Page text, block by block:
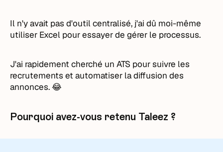
Il n'y avait pas d'outil centralisé, j'ai dû moi-même
utiliser Excel pour essayer de gérer le processus.
J'ai rapidement cherché un ATS pour suivre les
recrutements et automatiser la diffusion des
annonces. 😂
Pourquoi avez-vous retenu Taleez ?